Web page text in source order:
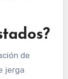
de
jerga